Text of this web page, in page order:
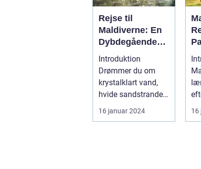
Rejse til
Maldiverne: En
Dybdegående
Oplevelse af
Paradis
Introduktion
Drømmer du om
krystalklart vand,
hvide sandstrande
og en afslappende
atmosfære? Så er
16 januar 2024 16